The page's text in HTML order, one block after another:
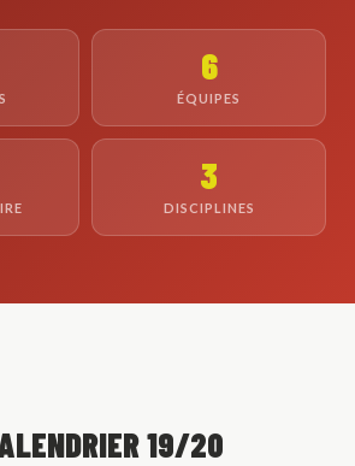
6
ÉQUIPES
3
DISCIPLINES
19/20